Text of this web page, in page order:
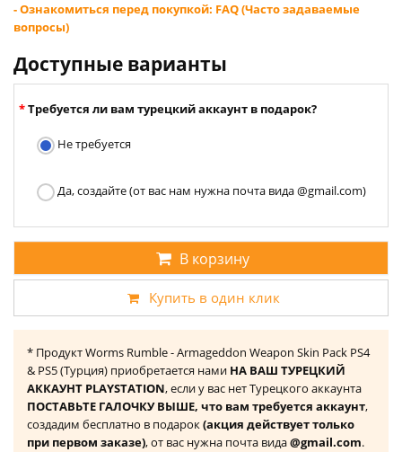
- Ознакомиться перед покупкой: FAQ (Часто задаваемые
вопросы)
Доступные варианты
Требуется ли вам турецкий аккаунт в подарок?
Не требуется
Да, создайте (от вас нам нужна почта вида @gmail.com)
В корзину
Купить в один клик
* Продукт Worms Rumble - Armageddon Weapon Skin Pack PS4
& PS5 (Турция) приобретается нами НА ВАШ ТУРЕЦКИЙ
АККАУНТ PLAYSTATION, если у вас нет Турецкого аккаунта
ПОСТАВЬТЕ ГАЛОЧКУ ВЫШЕ, что вам требуется аккаунт,
создадим бесплатно в подарок(акция действует только
при первом заказе), от вас нужна почта вида@gmail.com.